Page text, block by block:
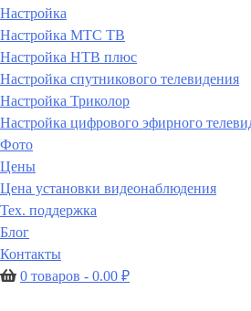
Настройка
Настройка МТС ТВ
Настройка НТВ плюс
Настройка спутникового телевидения
Настройка Триколор
Настройка цифрового эфирного
Фото
Цены
Цена установки видеонаблюдения
Тех. поддержка
Блог
Контакты
0 товаров - 0.00 ₽